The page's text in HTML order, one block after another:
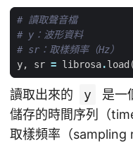
# 讀取聲音檔
# y：波形資料
# sr：取樣頻率（Hz）
y, sr = librosa.load (
讀取出來的 y
是一
儲存的時間序列（
取樣頻率（sampling